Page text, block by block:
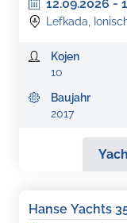
12.09.2026 -
Lefkada,
Kojen
10
Baujahr
2017
Hanse Yachts